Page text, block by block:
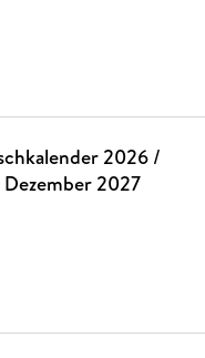
2026 /
2027